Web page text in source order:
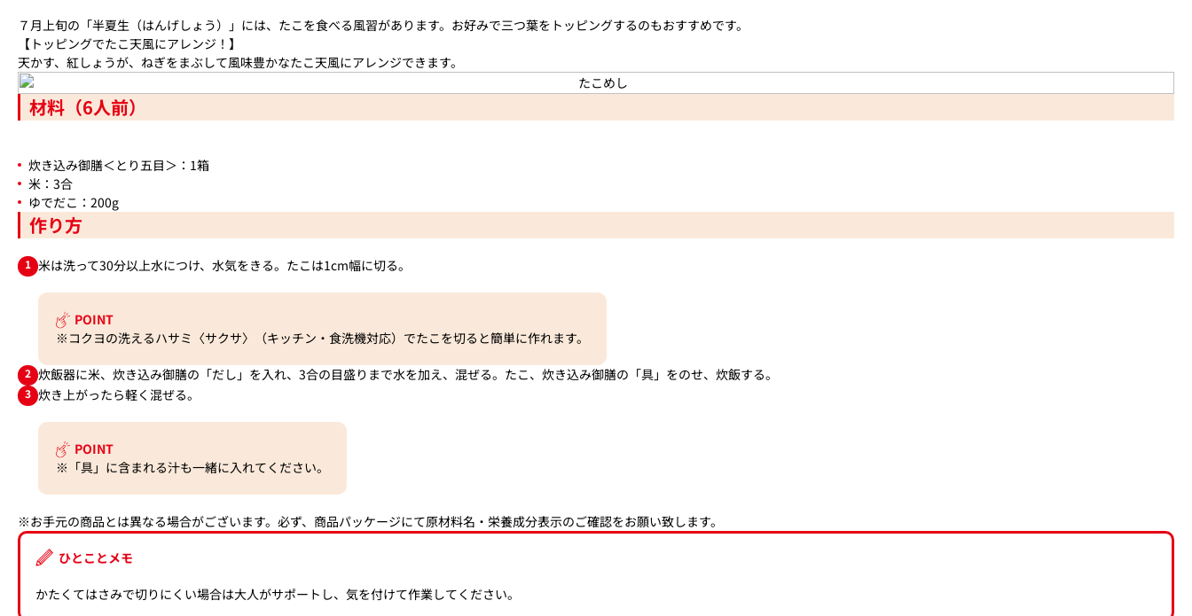
７月上旬の「半夏生（はんげしょう）」には、たこを食べる風習があります。お好みで三つ葉をトッピングするのもおすすめです。
【トッピングでたこ天風にアレンジ！】
天かす、紅しょうが、ねぎをまぶして風味豊かなたこ天風にアレンジできます。
材料（6人前）
炊き込み御膳＜とり五目＞：1箱
米：3合
ゆでだこ：200g
作り方
1 米は洗って30分以上水につけ、水気をきる。たこは1cm幅に切る。
POINT
※コクヨの洗えるハサミ〈サクサ〉（キッチン・食洗機対応）でたこを切ると簡単に作れます。
2 炊飯器に米、炊き込み御膳の「だし」を入れ、3合の目盛りまで水を加え、混ぜる。たこ、炊き込み御膳の「具」をのせ、炊飯する。
3 炊き上がったら軽く混ぜる。
POINT
※「具」に含まれる汁も一緒に入れてください。
※お手元の商品とは異なる場合がございます。必ず、商品パッケージにて原材料名・栄養成分表示のご確認をお願い致します。
ひとことメモ
かたくてはさみで切りにくい場合は大人がサポートし、気を付けて作業してください。